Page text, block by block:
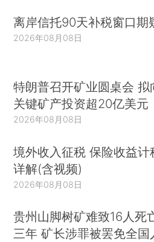
离岸信托90天补税窗口期
2026年08月08日
特朗普召开矿业圆桌会 拟
关键矿产投资超20亿美元
2026年08月08日
境外收入征税 保险收益计
详解(含视频)
2026年08月08日
贵州山脚树矿难致16人死
三年 矿长涉罪被罢免全国